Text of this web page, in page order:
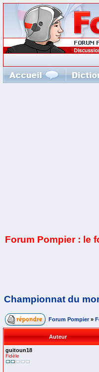
Forum Pompier : le
Championnat du
Forum Pompier »
Auteur
guitoun18
Fidèle